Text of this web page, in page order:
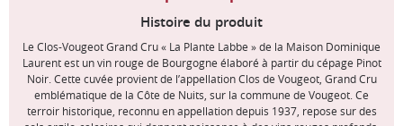
Histoire du produit
Le Clos-Vougeot Grand Cru « La Plante Labbe » de la Maison Dominique
Laurent est un vin rouge de Bourgogne élaboré à partir du cépage Pinot
Noir. Cette cuvée provient de l’appellation Clos de Vougeot, Grand Cru
emblématique de la Côte de Nuits, sur la commune de Vougeot. Ce
terroir historique, reconnu en appellation depuis 1937, repose sur des